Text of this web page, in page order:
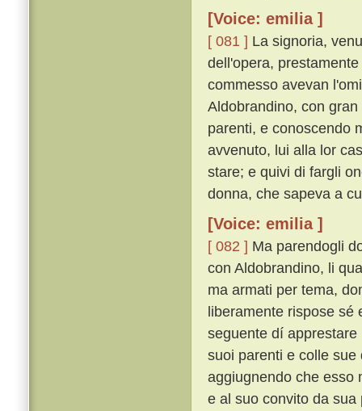
[Voice: emilia ]
[ 081 ] La signoria,
dell'opera,
commesso avevan
Aldobrandino, con
parenti, e conoscendo
avvenuto, lui alla lor
stare; e quivi di fargli
donna, che sapeva a
[Voice: emilia ]
[ 082 ] Ma parendogli
con Aldobrandino, li
ma armati per tema,
liberamente rispose
seguente dí
suoi parenti e colle
aggiugnendo che esso
e al suo convito da